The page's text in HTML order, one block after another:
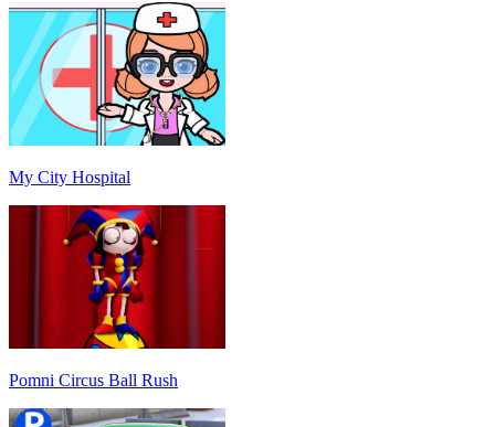
My City Hospital
Pomni Circus Ball Rush